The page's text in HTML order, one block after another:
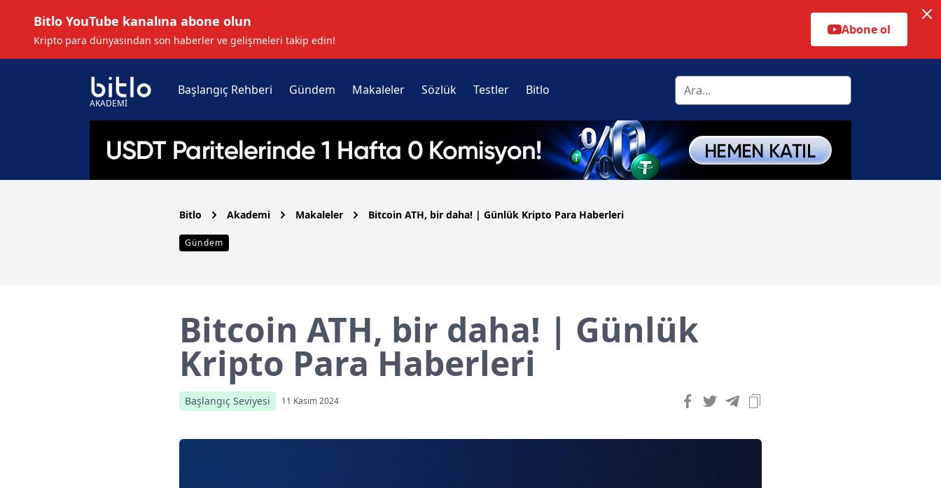
Bitlo YouTube kanalına abone olun
Kripto para dünyasından son haberler ve gelişmeleri takip edin!
Abone ol
AKADEMİ
Başlangıç Rehberi Gündem Makaleler Sözlük Testler Bitlo
Bitlo Akademi Makaleler Bitcoin ATH, bir daha! | Günlük Kripto Para Haberleri
Gündem
Bitcoin ATH, bir daha! | Günlük
Kripto Para Haberleri
Başlangıç Seviyesi 11 Kasım 2024